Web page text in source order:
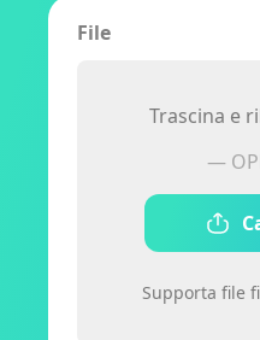
File
Trascina e
—
Supporta file